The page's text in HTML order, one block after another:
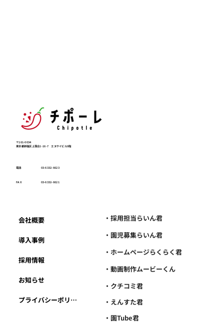
〒161-0034
東京都新宿区上落合1-16-7 エヌケイビル9階
電話
FAX
03-6332-6623
03-6332-6621
会社概要
導入事例
採用情報
お知らせ
プライバシーポリシー
・採用担当らいん君
・園児募集らいん君
・動画制作ムービーくん
・ホームページらくらく君
・クチコミ君
・えんすた君
・園Tube君